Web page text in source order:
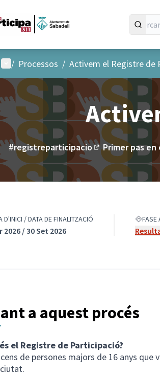
Menú principal
/ Processos / Activem el Registre de
#registreparticipacio
(Enllaç extern)
Primer pas
D'INICI / DATA DE FINALITZACIÓ
2026 / 30 Set 2026
FASE
a aquest procés
el Registre de Participació?
cens de persones majors de 16 anys